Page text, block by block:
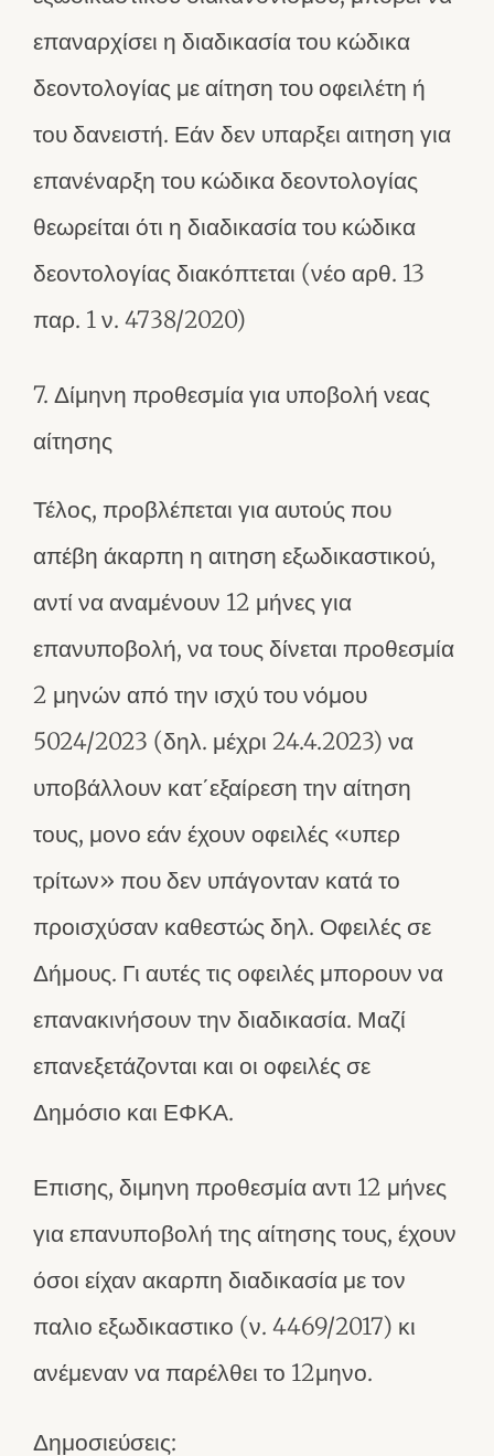
επαναρχίσει η διαδικασία του κώδικα
δεοντολογίας με αίτηση του οφειλέτη ή
του δανειστή. Εάν δεν υπαρξει αιτηση για
επανέναρξη του κώδικα δεοντολογίας
θεωρείται ότι η διαδικασία του κώδικα
δεοντολογίας διακόπτεται (νέο αρθ. 13
παρ. 1 ν. 4738/2020)
7. Δίμηνη προθεσμία για υποβολή νεας
αίτησης
Τέλος, προβλέπεται για αυτούς που
απέβη άκαρπη η αιτηση εξωδικαστικού,
αντί να αναμένουν 12 μήνες για
επανυποβολή, να τους δίνεται προθεσμία
2 μηνών από την ισχύ του νόμου
5024/2023 (δηλ. μέχρι 24.4.2023) να
υποβάλλουν κατ΄εξαίρεση την αίτηση
τους, μονο εάν έχουν οφειλές «υπερ
τρίτων» που δεν υπάγονταν κατά το
προισχύσαν καθεστώς δηλ. Οφειλές σε
Δήμους. Γι αυτές τις οφειλές μπορουν να
επανακινήσουν την διαδικασία. Μαζί
επανεξετάζονται και οι οφειλές σε
Δημόσιο και ΕΦΚΑ.
Επισης, διμηνη προθεσμία αντι 12 μήνες
για επανυποβολή της αίτησης τους, έχουν
όσοι είχαν ακαρπη διαδικασία με τον
παλιο εξωδικαστικο (ν. 4469/2017) κι
ανέμεναν να παρέλθει το 12μηνο.
Δημοσιεύσεις: